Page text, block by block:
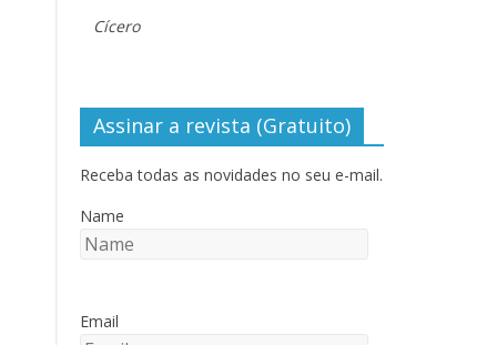
Cícero
Assinar a revista (Gratuito)
Receba todas as novidades no seu e-mail.
Name
Email